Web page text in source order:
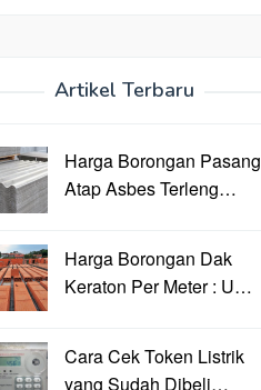
Artikel Terbaru
Harga Borongan Pasang
Atap Asbes Terleng…
Harga Borongan Dak
Keraton Per Meter : U…
Cara Cek Token Listrik
yang Sudah Dibeli…